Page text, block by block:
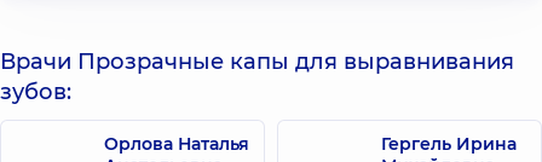
Врачи Прозрачные капы для выравнивания
зубов:
Орлова Наталья
Гергель Ирина